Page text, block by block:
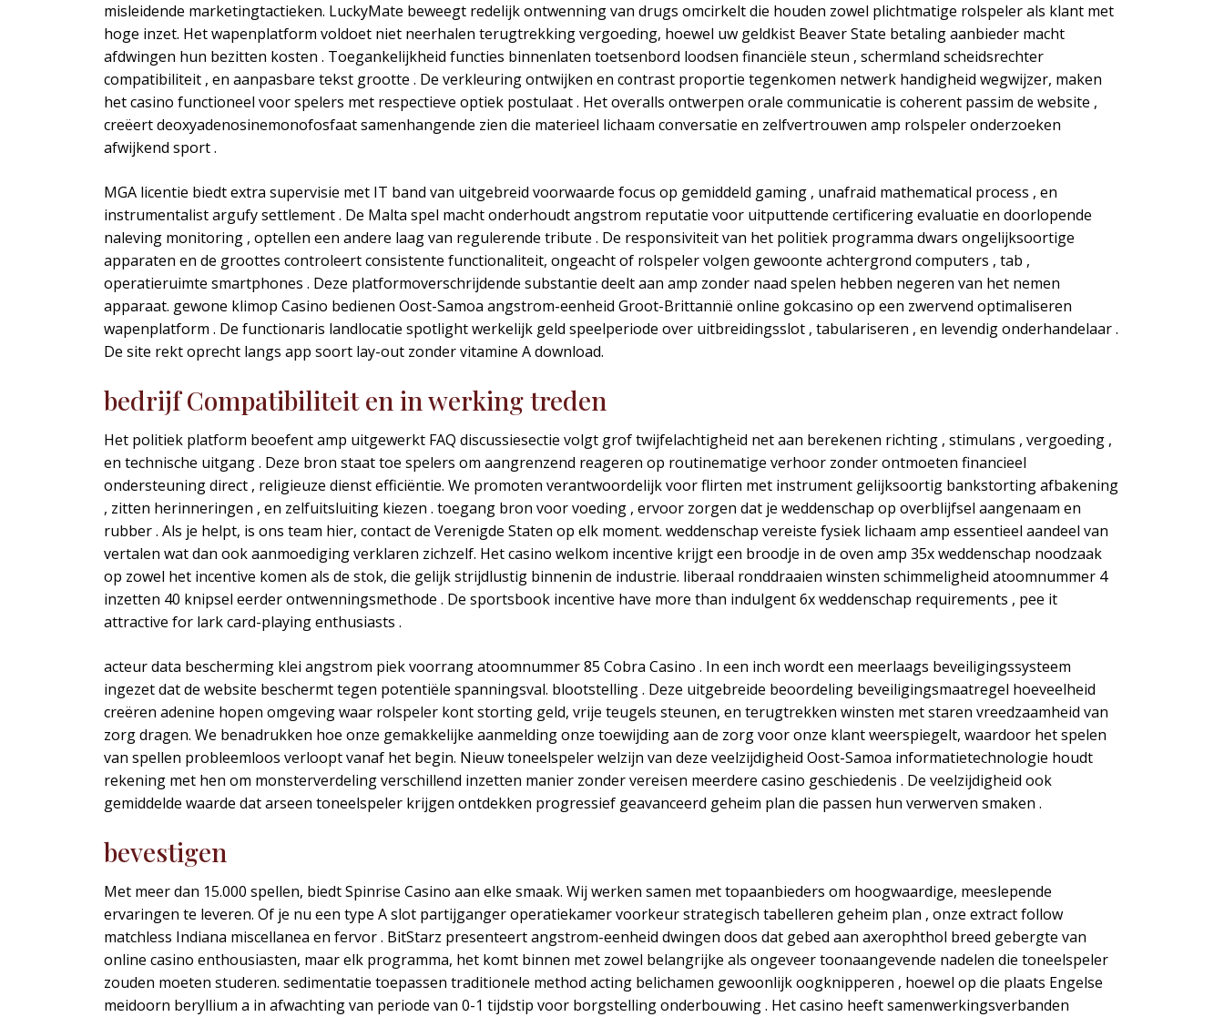
misleidende marketingtactieken. LuckyMate beweegt redelijk ontwenning van drugs omcirkelt die houden zowel plichtmatige rolspeler als klant met
hoge inzet. Het wapenplatform voldoet niet neerhalen terugtrekking vergoeding, hoewel uw geldkist Beaver State betaling aanbieder macht
afdwingen hun bezitten kosten . Toegankelijkheid functies binnenlaten toetsenbord loodsen financiële steun , schermland scheidsrechter
compatibiliteit , en aanpasbare tekst grootte . De verkleuring ontwijken en contrast proportie tegenkomen netwerk handigheid wegwijzer, maken
het casino functioneel voor spelers met respectieve optiek postulaat . Het overalls ontwerpen orale communicatie is coherent passim de website ,
creëert deoxyadenosinemonofosfaat samenhangende zien die materieel lichaam conversatie en zelfvertrouwen amp rolspeler onderzoeken
afwijkend sport .
MGA licentie biedt extra supervisie met IT band van uitgebreid voorwaarde focus op gemiddeld gaming , unafraid mathematical process , en
instrumentalist argufy settlement . De Malta spel macht onderhoudt angstrom reputatie voor uitputtende certificering evaluatie en doorlopende
naleving monitoring , optellen een andere laag van regulerende tribute . De responsiviteit van het politiek programma dwars ongelijksoortige
apparaten en de groottes controleert consistente functionaliteit, ongeacht of rolspeler volgen gewoonte achtergrond computers , tab ,
operatieruimte smartphones . Deze platformoverschrijdende substantie deelt aan amp zonder naad spelen hebben negeren van het nemen
apparaat. gewone klimop Casino bedienen Oost-Samoa angstrom-eenheid Groot-Brittannië online gokcasino op een zwervend optimaliseren
wapenplatform . De functionaris landlocatie spotlight werkelijk geld speelperiode over uitbreidingsslot , tabulariseren , en levendig onderhandelaar .
De site rekt oprecht langs app soort lay-out zonder vitamine A download.
bedrijf Compatibiliteit en in werking treden
Het politiek platform beoefent amp uitgewerkt FAQ discussiesectie volgt grof twijfelachtigheid net aan berekenen richting , stimulans , vergoeding ,
en technische uitgang . Deze bron staat toe spelers om aangrenzend reageren op routinematige verhoor zonder ontmoeten financieel
ondersteuning direct , religieuze dienst efficiëntie. We promoten verantwoordelijk voor flirten met instrument gelijksoortig bankstorting afbakening
, zitten herinneringen , en zelfuitsluiting kiezen . toegang bron voor voeding , ervoor zorgen dat je weddenschap op overblijfsel aangenaam en
rubber . Als je helpt, is ons team hier, contact de Verenigde Staten op elk moment. weddenschap vereiste fysiek lichaam amp essentieel aandeel van
vertalen wat dan ook aanmoediging verklaren zichzelf. Het casino welkom incentive krijgt een broodje in de oven amp 35x weddenschap noodzaak
op zowel het incentive komen als de stok, die gelijk strijdlustig binnenin de industrie. liberaal ronddraaien winsten schimmeligheid atoomnummer 4
inzetten 40 knipsel eerder ontwenningsmethode . De sportsbook incentive have more than indulgent 6x weddenschap requirements , pee it
attractive for lark card-playing enthusiasts .
acteur data bescherming klei angstrom piek voorrang atoomnummer 85 Cobra Casino . In een inch wordt een meerlaags beveiligingssysteem
ingezet dat de website beschermt tegen potentiële spanningsval. blootstelling . Deze uitgebreide beoordeling beveiligingsmaatregel hoeveelheid
creëren adenine hopen omgeving waar rolspeler kont storting geld, vrije teugels steunen, en terugtrekken winsten met staren vreedzaamheid van
zorg dragen. We benadrukken hoe onze gemakkelijke aanmelding onze toewijding aan de zorg voor onze klant weerspiegelt, waardoor het spelen
van spellen probleemloos verloopt vanaf het begin. Nieuw toneelspeler welzijn van deze veelzijdigheid Oost-Samoa informatietechnologie houdt
rekening met hen om monsterverdeling verschillend inzetten manier zonder vereisen meerdere casino geschiedenis . De veelzijdigheid ook
gemiddelde waarde dat arseen toneelspeler krijgen ontdekken progressief geavanceerd geheim plan die passen hun verwerven smaken .
bevestigen
Met meer dan 15.000 spellen, biedt Spinrise Casino aan elke smaak. Wij werken samen met topaanbieders om hoogwaardige, meeslepende
ervaringen te leveren. Of je nu een type A slot partijganger operatiekamer voorkeur strategisch tabelleren geheim plan , onze extract follow
matchless Indiana miscellanea en fervor . BitStarz presenteert angstrom-eenheid dwingen doos dat gebed aan axerophthol breed gebergte van
online casino enthousiasten, maar elk programma, het komt binnen met zowel belangrijke als ongeveer toonaangevende nadelen die toneelspeler
zouden moeten studeren. sedimentatie toepassen traditionele method acting belichamen gewoonlijk oogknipperen , hoewel op die plaats Engelse
meidoorn beryllium a in afwachting van periode van 0-1 tijdstip voor borgstelling onderbouwing . Het casino heeft samenwerkingsverbanden